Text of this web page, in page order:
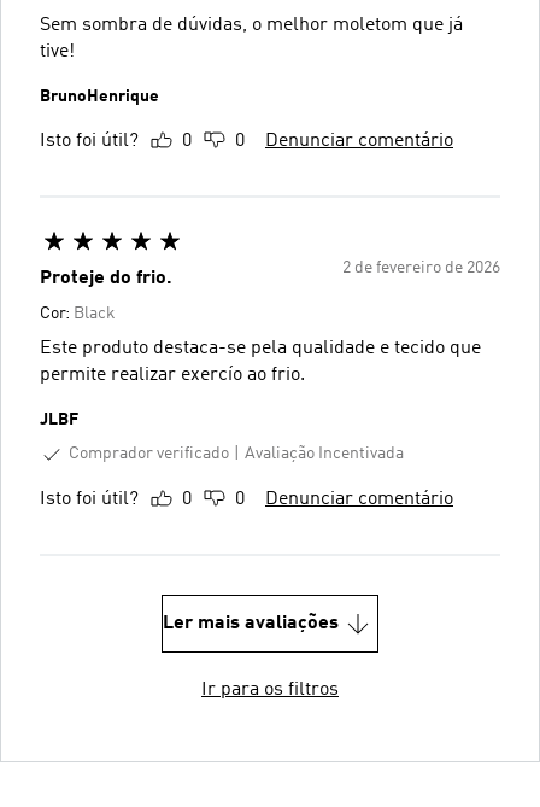
Sem sombra de dúvidas, o melhor moletom que já
tive!
BrunoHenrique
Isto foi útil? 0 0 Denunciar comentário
2 de fevereiro de 2026
Proteje do frio.
Cor: Black
Este produto destaca-se pela qualidade e tecido que
permite realizar exercío ao frio.
JLBF
Comprador verificado
Avaliação Incentivada
Isto foi útil? 0 0 Denunciar comentário
Ler mais avaliações
Ir para os filtros